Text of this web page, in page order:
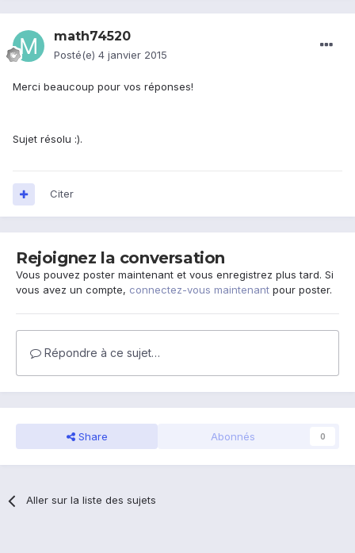
math74520
Posté(e) 4 janvier 2015
Merci beaucoup pour vos réponses!
Sujet résolu :).
Citer
Rejoignez la conversation
Vous pouvez poster maintenant et vous enregistrez plus tard. Si
vous avez un compte, connectez-vous maintenant pour poster.
Répondre à ce sujet…
Share Abonnés 0
Aller sur la liste des sujets